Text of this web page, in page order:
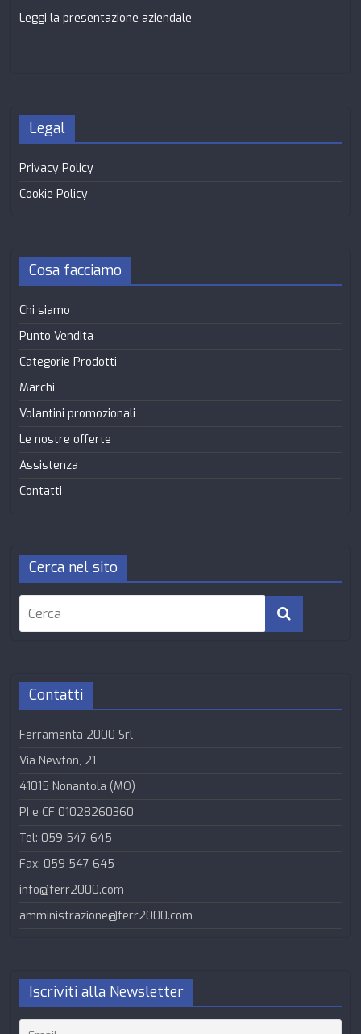
Leggi la presentazione aziendale
Legal
Privacy Policy
Cookie Policy
Cosa facciamo
Chi siamo
Punto Vendita
Categorie Prodotti
Marchi
Volantini promozionali
Le nostre offerte
Assistenza
Contatti
Cerca nel sito
Contatti
Ferramenta 2000 Srl
Via Newton, 21
41015 Nonantola (MO)
PI e CF 01028260360
Tel: 059 547 645
Fax: 059 547 645
info@ferr2000.com
amministrazione@ferr2000.com
Iscriviti alla Newsletter